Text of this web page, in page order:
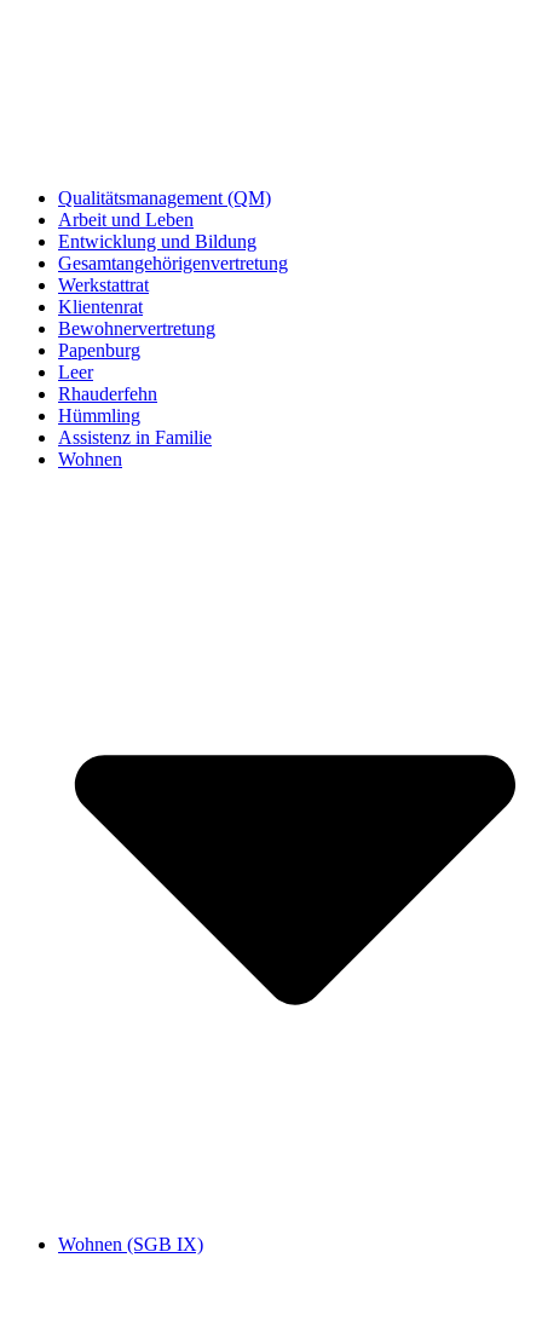
Qualitätsmanagement (QM)
Arbeit und Leben
Entwicklung und Bildung
Gesamtangehörigenvertretung
Werkstattrat
Klientenrat
Bewohnervertretung
Papenburg
Leer
Rhauderfehn
Hümmling
Assistenz in Familie
Wohnen
Wohnen (SGB IX)